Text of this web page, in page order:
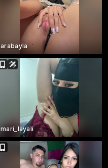
arabayla
mari_layali